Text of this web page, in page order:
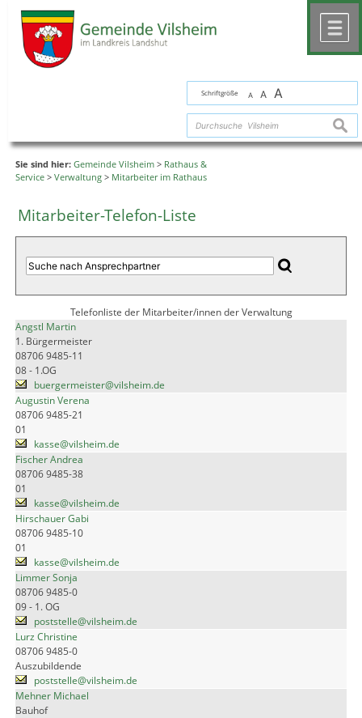
Schriftgröße A A A
Sie sind hier: Gemeinde Vilsheim > Rathaus &
Service > Verwaltung > Mitarbeiter im Rathaus
Mitarbeiter-Telefon-Liste
Telefonliste der Mitarbeiter/innen der Verwaltung
Angstl Martin
1. Bürgermeister
08706 9485-11
08 - 1.OG
buergermeister@vilsheim.de
Augustin Verena
08706 9485-21
01
kasse@vilsheim.de
Fischer Andrea
08706 9485-38
01
kasse@vilsheim.de
Hirschauer Gabi
08706 9485-10
01
kasse@vilsheim.de
Limmer Sonja
08706 9485-0
09 - 1. OG
poststelle@vilsheim.de
Lurz Christine
08706 9485-0
Auszubildende
poststelle@vilsheim.de
Mehner Michael
Bauhof